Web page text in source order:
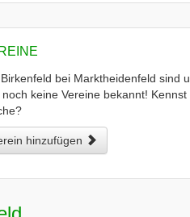
bei Marktheidenfeld sind
keine Vereine bekannt! Kennst
hinzufügen